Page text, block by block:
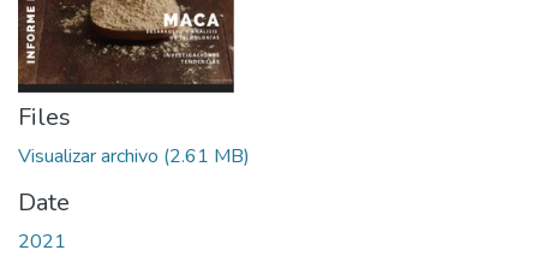
Files
Visualizar archivo (2.61 MB)
Date
2021